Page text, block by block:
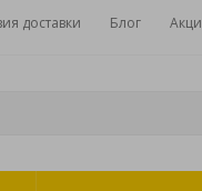
доставки Блог